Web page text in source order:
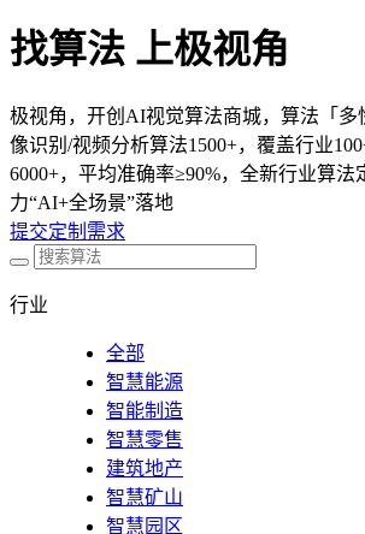
找算法 上极视角
极视角，开创AI视觉算法商城，算法「多
像识别/视频分析算法1500+，覆盖行业
6000+，平均准确率≥90%，全新行业算法
力“AI+全场景”落地
提交定制需求
行业
全部
智慧能源
智能制造
智慧零售
建筑地产
智慧矿山
智慧园区